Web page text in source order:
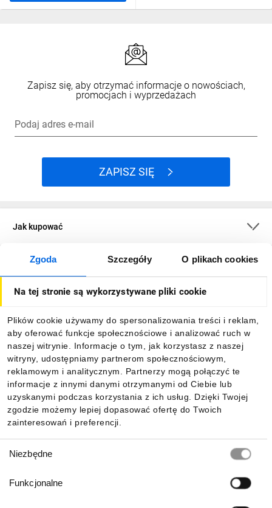
Zgoda Szczegóły O plikach cookies
Na tej stronie są wykorzystywane pliki cookie
Plików cookie używamy do spersonalizowania treści i reklam,
aby oferować funkcje społecznościowe i analizować ruch w
naszej witrynie. Informacje o tym, jak korzystasz z naszej
witryny, udostępniamy partnerom społecznościowym,
reklamowym i analitycznym. Partnerzy mogą połączyć te
informacje z innymi danymi otrzymanymi od Ciebie lub
uzyskanymi podczas korzystania z ich usług. Dzięki Twojej
zgodzie możemy lepiej dopasować ofertę do Twoich
zainteresowań i preferencji.
zgody
Niezbędne
Funkcjonalne
Zapisz się, aby otrzymać informacje o nowościach,
promocjach i wyprzedażach
Podaj adres e-mail
ZAPISZ SIĘ
Jak kupować
O firmie
Informacje
Pobierz naszą aplikację mobilną: